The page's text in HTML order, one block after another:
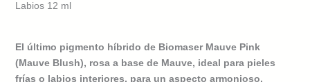
Labios 12 ml
El último pigmento híbrido de Biomaser Mauve Pink
(Mauve Blush), rosa a base de Mauve, ideal para pieles
frías o labios interiores, para un aspecto armonioso.